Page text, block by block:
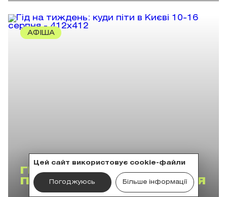
АФІША
ГІД НА ТИЖДЕНЬ: КУДИ
ПІТИ В КИЄВІ 10-16 СЕРПНЯ
Цей сайт використовує cookie-файли
Погоджуюсь Більше інформації